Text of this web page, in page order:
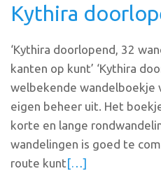
Kythira
‘Kythira doorlopend, 32
kanten op kunt’ ‘Kythira
welbekende wandelboekje
eigen beheer uit. Het
korte en lange
wandelingen is goed te
route kunt[…]